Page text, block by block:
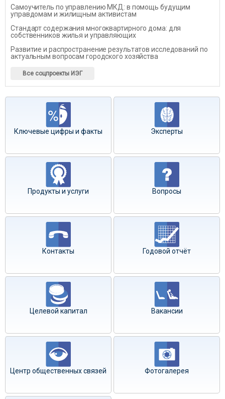
Самоучитель по управлению МКД: в помощь будущим
управдомам и жилищным активистам
Стандарт содержания многоквартирного дома: для
собственников жилья и управляющих
Развитие и распространение результатов исследований по
актуальным вопросам городского хозяйства
Все соцпроекты ИЭГ
Ключевые цифры и факты Эксперты
Продукты и услуги Вопросы
Контакты Годовой отчёт
Целевой капитал Вакансии
Центр общественных связей Фотогалерея